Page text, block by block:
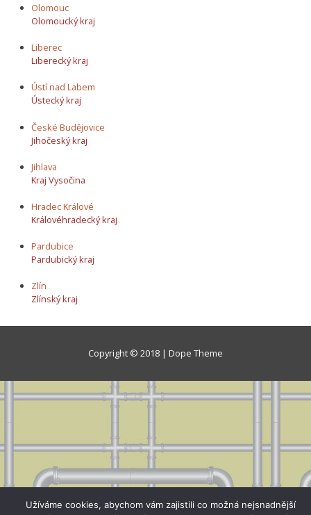
Olomouc
Olomoucký kraj
Liberec
Liberecký kraj
Ústí nad Labem
Ústecký kraj
České Budějovice
Jihočeský kraj
Jihlava
Kraj Vysočina
Hradec Králové
Královéhradecký kraj
Pardubice
Pardubický kraj
Zlín
Zlínský kraj
Copyright © 2018 | Dope Theme
Užíváme cookies, abychom vám zajistili co možná nejsnadnější